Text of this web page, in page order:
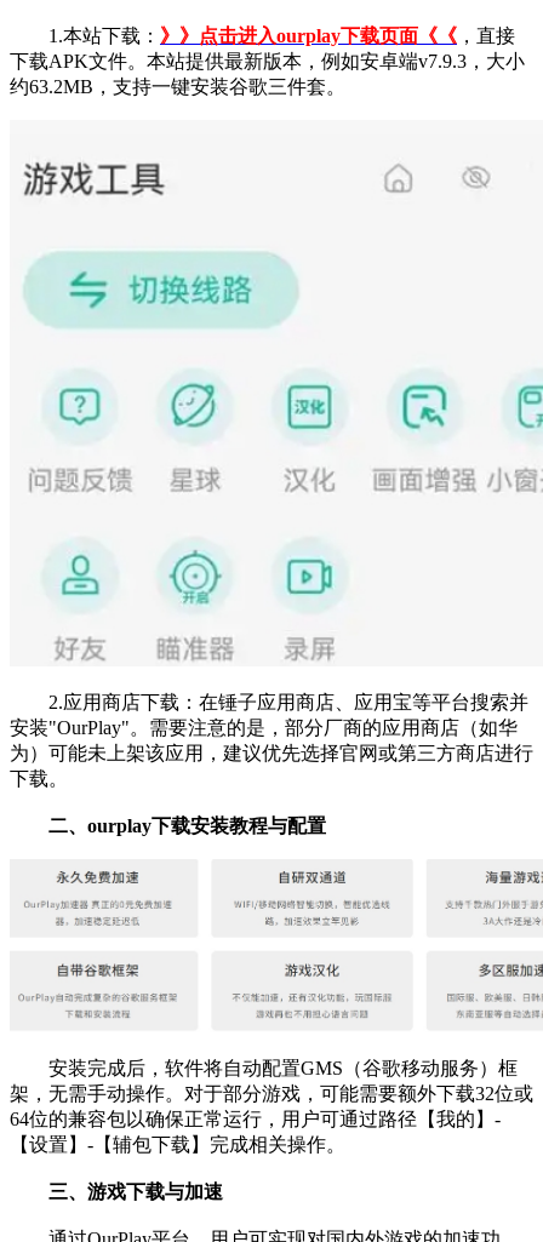
1.本站下载： 》》点击进入ourplay下载页面《《 ，直接
下载APK文件。本站提供最新版本，例如安卓端v7.9.3，大小
约63.2MB，支持一键安装谷歌三件套。
2.应用商店下载：在锤子应用商店、应用宝等平台搜索并
安装"OurPlay"。需要注意的是，部分厂商的应用商店（如华
为）可能未上架该应用，建议优先选择官网或第三方商店进行
下载。
二、ourplay下载安装教程与配置
安装完成后，软件将自动配置GMS（谷歌移动服务）框
架，无需手动操作。对于部分游戏，可能需要额外下载32位或
64位的兼容包以确保正常运行，用户可通过路径【我的】-
【设置】-【辅包下载】完成相关操作。
三、游戏下载与加速